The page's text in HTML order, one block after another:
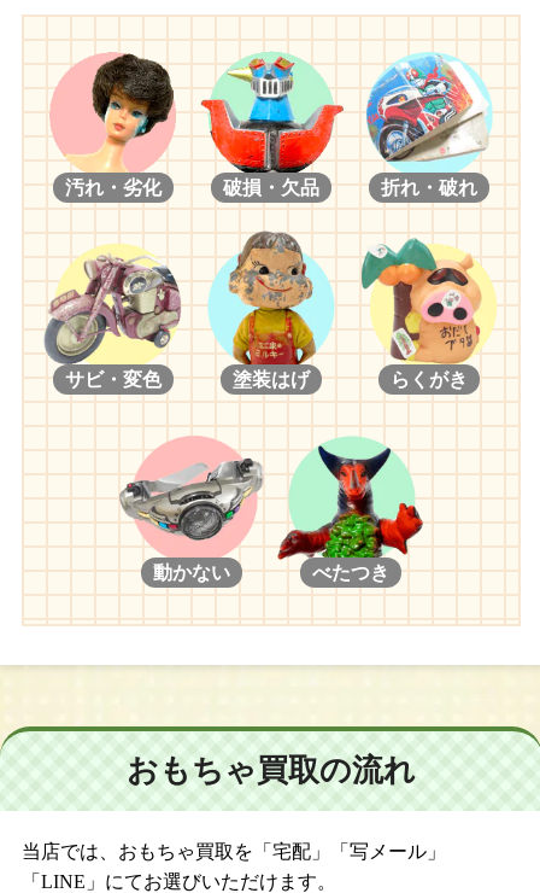
汚れ・劣化 破損・欠品 折れ・破れ
サビ・変色 塗装はげ らくがき
動かない べたつき
おもちゃ買取の流れ
当店では、おもちゃ買取を「宅配」「写メール」
「LINE」にてお選びいただけます。